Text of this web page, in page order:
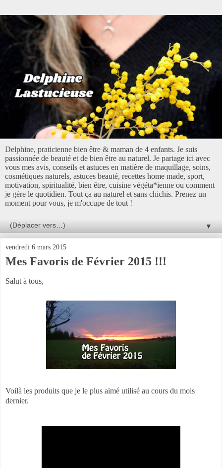
Delphine, praticienne bien être & maman de 4 enfants. Je suis
passionnée de beauté et de bien être au naturel. Je partage ici avec
vous mes avis, conseils et astuces en matière de maquillage, soins,
cosmétiques naturels, astuces beauté, recettes home made, sport,
motivation, spiritualité, bien être, cuisine végéta*ienne ou comment
je gère le quotidien. Tout ça au naturel et sans chichis. Prenez un
moment pour vous, je m'occupe de tout !
▼
vendredi 6 mars 2015
Mes Favoris de Février 2015 !!!
Salut à tous,
Voilà les produits que je le plus aimé utilisé au cours du mois
dernier.